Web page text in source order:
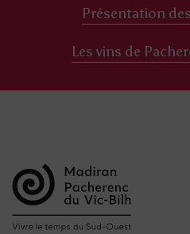
Présentation
Les vins de